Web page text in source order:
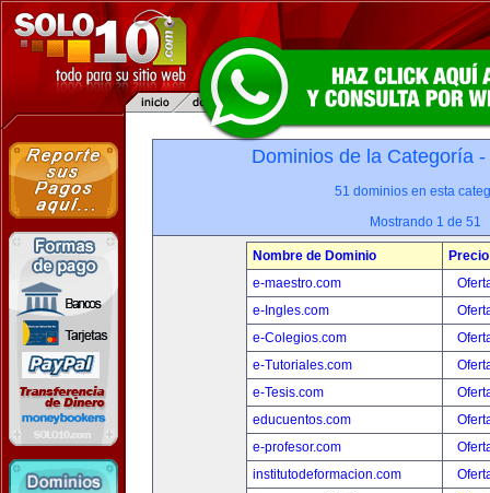
Dominios de la Categoría -
51 dominios en esta
Mostrando 1 de 51
Nombre de Dominio
Precio
e-maestro.com
e-Ingles.com
e-Colegios.com
e-Tutoriales.com
e-Tesis.com
educuentos.com
e-profesor.com
institutodeformacion.com